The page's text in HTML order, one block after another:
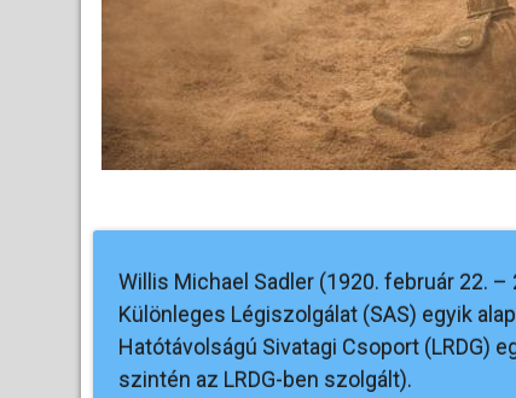
Willis Michael Sadler (1920. február 22.
Különleges Légiszolgálat (SAS) egyik
Hatótávolságú Sivatagi Csoport (LRDG)
szintén az LRDG-ben szolgált).